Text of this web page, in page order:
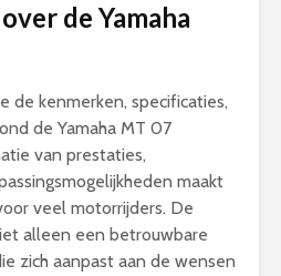
de Yamaha
de kenmerken, specificaties,
de Yamaha MT 07
van prestaties,
maakt
veel motorrijders. De
alleen een betrouwbare
zich aanpast aan de wensen